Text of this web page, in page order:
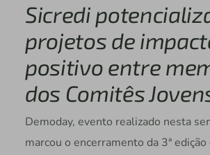
Sicredi
projetos de
positivo entre
dos Comitês
Demoday, evento realizado nesta
marcou o encerramento da 3ª